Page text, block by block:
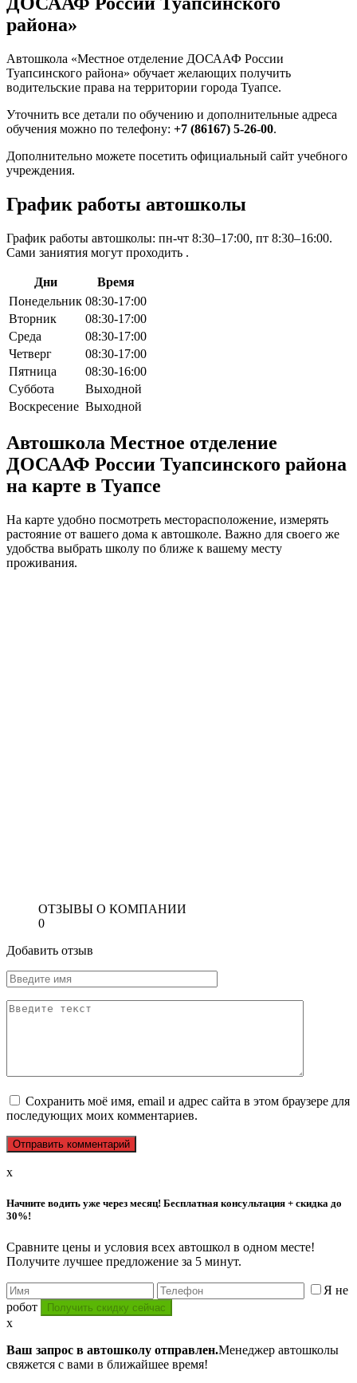
района»
Автошкола «Местное отделение ДОСААФ России
Туапсинского района» обучает желающих получить
водительские права на территории города Туапсе.
Уточнить все детали по обучению и дополнительные адреса
обучения можно по телефону: +7 (86167) 5-26-00.
Дополнительно можете посетить официальный сайт учебного
учреждения.
График работы автошколы
График работы автошколы: пн-чт 8:30–17:00, пт 8:30–16:00.
Сами заниятия могут проходить .
Дни
Время
Понедельник 08:30-17:00
Вторник
08:30-17:00
Среда
08:30-17:00
Четверг
08:30-17:00
Пятница
08:30-16:00
Суббота
Выходной
Воскресение Выходной
Автошкола Местное отделение
ДОСААФ России Туапсинского района
на карте в Туапсе
На карте удобно посмотреть месторасположение, измерять
растояние от вашего дома к автошколе. Важно для своего же
удобства выбрать школу по ближе к вашему месту
проживания.
ОТЗЫВЫ О КОМПАНИИ
0
Добавить отзыв
Сохранить моё имя, email и адрес сайта в этом браузере для
последующих моих комментариев.
x
Начните водить уже через месяц! Бесплатная консультация + скидка до
30%!
Сравните цены и условия всех автошкол в одном месте!
Получите лучшее предложение за 5 минут.
Я не
робот
x
Ваш запрос в автошколу отправлен.Менеджер автошколы
свяжется с вами в ближайшее время!